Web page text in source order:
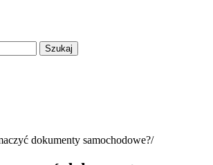
dokumenty samochodowe?